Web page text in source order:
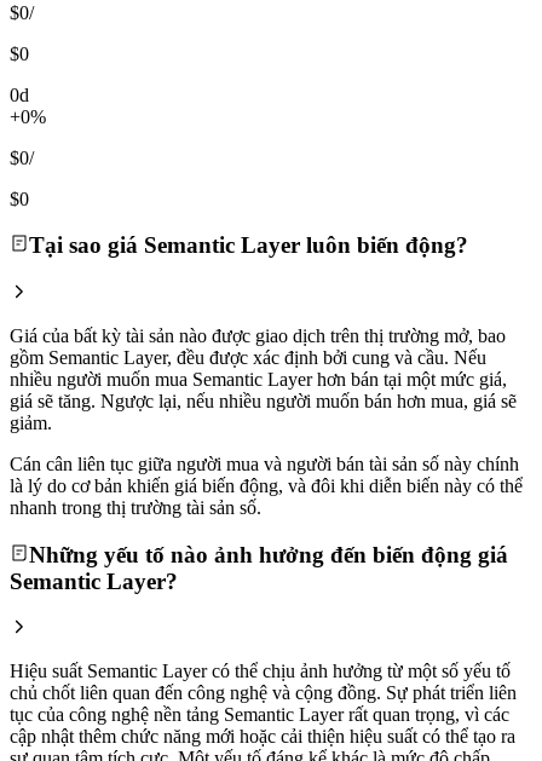
$0/
$0
0d
+0%
$0/
$0
Tại sao giá Semantic Layer luôn biến động?
Giá của bất kỳ tài sản nào được giao dịch trên thị trường mở, bao
gồm Semantic Layer, đều được xác định bởi cung và cầu. Nếu
nhiều người muốn mua Semantic Layer hơn bán tại một mức giá,
giá sẽ tăng. Ngược lại, nếu nhiều người muốn bán hơn mua, giá sẽ
giảm.
Cán cân liên tục giữa người mua và người bán tài sản số này chính
là lý do cơ bản khiến giá biến động, và đôi khi diễn biến này có thể
nhanh trong thị trường tài sản số.
Những yếu tố nào ảnh hưởng đến biến động giá
Semantic Layer?
Hiệu suất Semantic Layer có thể chịu ảnh hưởng từ một số yếu tố
chủ chốt liên quan đến công nghệ và cộng đồng. Sự phát triển liên
tục của công nghệ nền tảng Semantic Layer rất quan trọng, vì các
cập nhật thêm chức năng mới hoặc cải thiện hiệu suất có thể tạo ra